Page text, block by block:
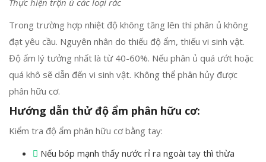
Trong trường hợp nhiệt độ không tăng lên thì phân ủ không
đạt yêu cầu. Nguyên nhân do thiếu độ ẩm, thiếu vi sinh vật.
Độ ẩm lý tưởng nhất là từ 40-60%. Nếu phân ủ quá ướt hoặc
quá khô sẽ dẫn đến vi sinh vật. Không thể phân hủy được
phân hữu cơ.
Hướng dẫn thử độ ẩm phân hữu cơ:
Kiểm tra độ ẩm phân hữu cơ bằng tay:
Nếu bóp mạnh thấy nước rỉ ra ngoài tay thì thừa